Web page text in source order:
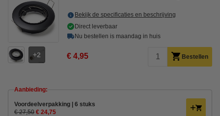
2
Bekijk de specificaties en beschrijving
Direct leverbaar
Nu bestellen is maandag in huis
€ 4,95 Bestellen
Aanbieding:
Voordeelverpakking | 6 stuks
€ 27,50 € 24,75